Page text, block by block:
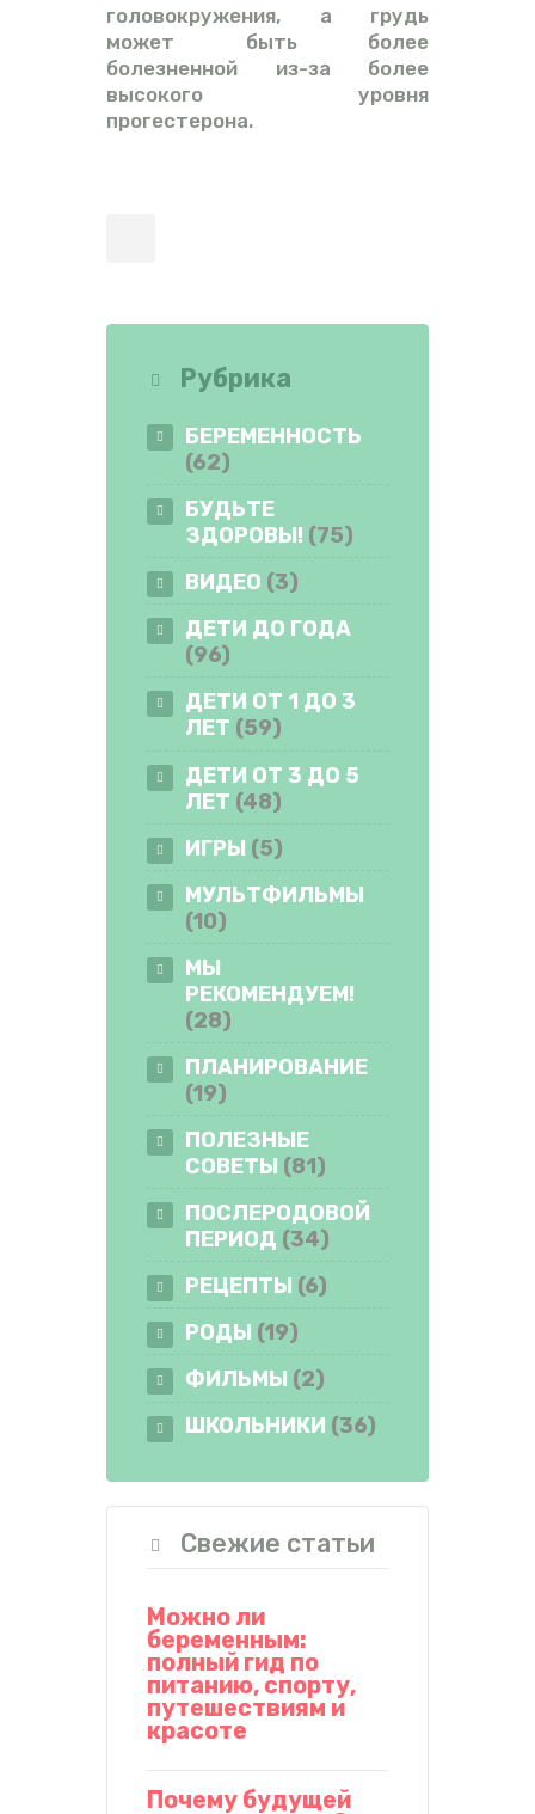
головокружения, а грудь
может быть более
болезненной из-за более
высокого уровня
прогестерона.
Рубрика
БЕРЕМЕННОСТЬ
(62)
БУДЬТЕ
ЗДОРОВЫ! (75)
ВИДЕО (3)
ДЕТИ ДО ГОДА
(96)
ДЕТИ ОТ 1 ДО 3
ЛЕТ (59)
ДЕТИ ОТ 3 ДО 5
ЛЕТ (48)
ИГРЫ (5)
МУЛЬТФИЛЬМЫ
(10)
МЫ
РЕКОМЕНДУЕМ!
(28)
ПЛАНИРОВАНИЕ
(19)
ПОЛЕЗНЫЕ
СОВЕТЫ (81)
ПОСЛЕРОДОВОЙ
ПЕРИОД (34)
РЕЦЕПТЫ (6)
РОДЫ (19)
ФИЛЬМЫ (2)
ШКОЛЬНИКИ (36)
Свежие статьи
Можно ли
беременным:
полный гид по
питанию, спорту,
путешествиям и
красоте
Почему будущей